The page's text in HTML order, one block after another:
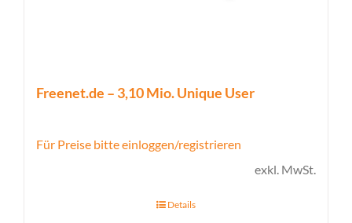
Freenet.de – 3,10 Mio. Unique User
Für Preise bitte einloggen/registrieren
exkl. MwSt.
Details